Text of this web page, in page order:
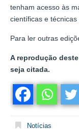
tenham acesso às
científicas e técnicas
Para ler outras
A reprodução
seja citada.
Notícias